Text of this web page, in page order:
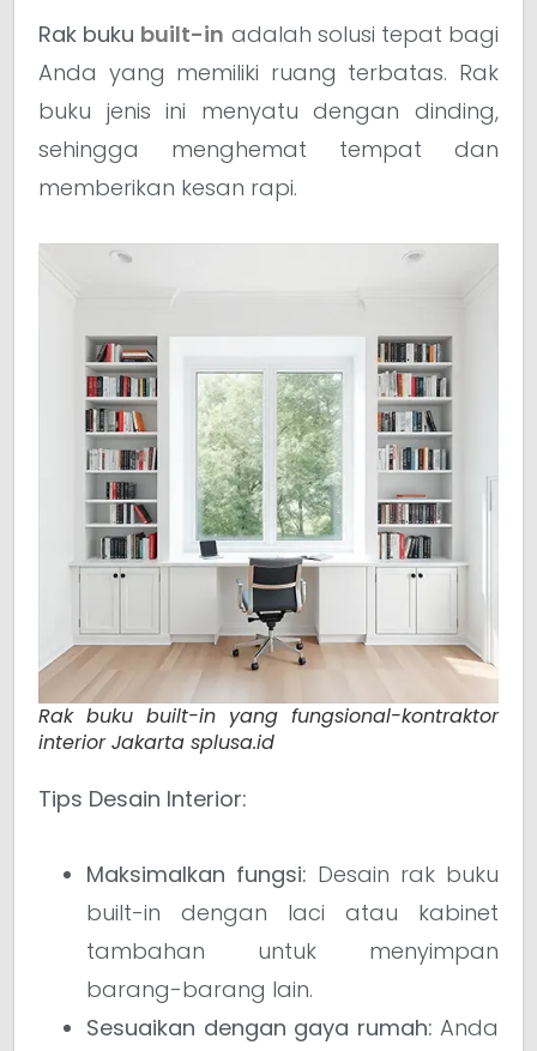
Rak buku built-in adalah solusi tepat bagi
Anda yang memiliki ruang terbatas. Rak
buku jenis ini menyatu dengan dinding,
sehingga menghemat tempat dan
memberikan kesan rapi.
Rak buku built-in yang fungsional-kontraktor
interior Jakarta splusa.id
Tips Desain Interior:
Maksimalkan fungsi: Desain rak buku
built-in dengan laci atau kabinet
tambahan untuk menyimpan
barang-barang lain.
Sesuaikan dengan gaya rumah: Anda